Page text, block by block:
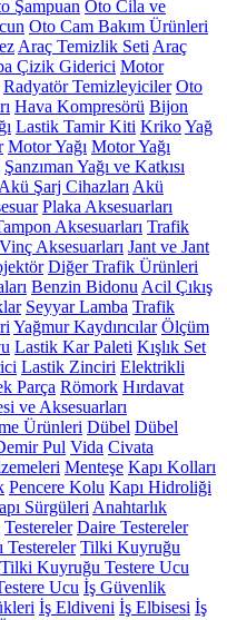
Şampuan Oto Cila ve
Oto Cam Bakım Ürünleri
Araç Temizlik Seti Araç
Çizik Giderici Motor
Radyatör Temizleyiciler Oto
Hava Kompresörü Bijon
Lastik Tamir Kiti KrikoYağ
Motor Yağı Motor Yağı
Şanzıman Yağı ve Katkısı
Akü Şarj Cihazları Akü
Plaka Aksesuarları
Aksesuarları Trafik
Aksesuarları Jant ve Jant
Diğer Trafik Ürünleri
Benzin Bidonu Acil Çıkış
Seyyar Lamba Trafik
Yağmur Kaydırıcılar Ölçüm
Lastik Kar Paleti Kışlık Set
Lastik Zinciri Elektrikli
Parça Römork Hırdavat
ve Aksesuarları
Ürünleri Dübel Dübel
Pul Vida Civata
Menteşe Kapı Kolları
Pencere Kolu Kapı Hidroliği
Sürgüleri Anahtarlık
Testereler Daire Testereler
Testereler Tilki Kuyruğu
Tilki Kuyruğu Testere Ucu
Ucu İş Güvenlik
İş Eldiveni İş Elbisesi İş